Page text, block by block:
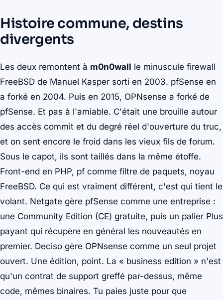
Histoire commune, destins
divergents
Les deux remontent à m0n0wall le minuscule firewall
FreeBSD de Manuel Kasper sorti en 2003. pfSense en
a forké en 2004. Puis en 2015, OPNsense a forké de
pfSense. Et pas à l'amiable. C'était une brouille autour
des accès commit et du degré réel d'ouverture du truc,
et on sent encore le froid dans les vieux fils de forum.
Sous le capot, ils sont taillés dans la même étoffe.
Front-end en PHP, pf comme filtre de paquets, noyau
FreeBSD. Ce qui est vraiment différent, c'est qui tient le
volant. Netgate gère pfSense comme une entreprise :
une Community Edition (CE) gratuite, puis un palier Plus
payant qui récupère en général les nouveautés en
premier. Deciso gère OPNsense comme un seul projet
ouvert. Une édition, point. La « business edition » n'est
qu'un contrat de support greffé par-dessus, même
code, mêmes binaires. Tu paies juste pour que